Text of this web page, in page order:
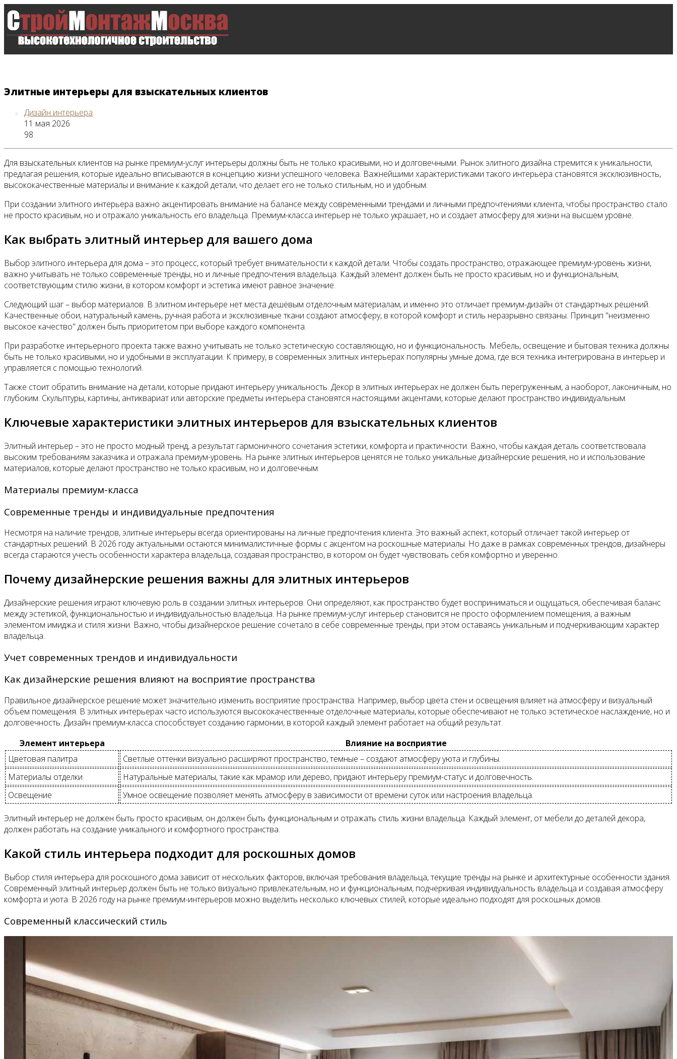
Главная
Все новости
Видео
Элитные интерьеры для взыскательных клиентов
Дизайн интерьера
11 мая 2026
98
Для взыскательных клиентов на рынке премиум-услуг интерьеры должны быть не только красивыми, но и долговечными. Рынок элитного дизайна стремится к уникальности,
предлагая решения, которые идеально вписываются в концепцию жизни успешного человека. Важнейшими характеристиками такого интерьера становятся эксклюзивность,
высококачественные материалы и внимание к каждой детали, что делает его не только стильным, но и удобным.
При создании элитного интерьера важно акцентировать внимание на балансе между современными трендами и личными предпочтениями клиента, чтобы пространство стало
не просто красивым, но и отражало уникальность его владельца. Премиум-класса интерьер не только украшает, но и создает атмосферу для жизни на высшем уровне.
Как выбрать элитный интерьер для вашего дома
Выбор элитного интерьера для дома – это процесс, который требует внимательности к каждой детали. Чтобы создать пространство, отражающее премиум-уровень жизни,
важно учитывать не только современные тренды, но и личные предпочтения владельца. Каждый элемент должен быть не просто красивым, но и функциональным,
соответствующим стилю жизни, в котором комфорт и эстетика имеют равное значение.
Следующий шаг – выбор материалов. В элитном интерьере нет места дешёвым отделочным материалам, и именно это отличает премиум-дизайн от стандартных решений.
Качественные обои, натуральный камень, ручная работа и эксклюзивные ткани создают атмосферу, в которой комфорт и стиль неразрывно связаны. Принцип "неизменно
высокое качество" должен быть приоритетом при выборе каждого компонента.
При разработке интерьерного проекта также важно учитывать не только эстетическую составляющую, но и функциональность. Мебель, освещение и бытовая техника должны
быть не только красивыми, но и удобными в эксплуатации. К примеру, в современных элитных интерьерах популярны умные дома, где вся техника интегрирована в интерьер и
управляется с помощью технологий.
Также стоит обратить внимание на детали, которые придают интерьеру уникальность. Декор в элитных интерьерах не должен быть перегруженным, а наоборот, лаконичным, но
глубоким. Скульптуры, картины, антиквариат или авторские предметы интерьера становятся настоящими акцентами, которые делают пространство индивидуальным.
Ключевые характеристики элитных интерьеров для взыскательных клиентов
Элитный интерьер – это не просто модный тренд, а результат гармоничного сочетания эстетики, комфорта и практичности. Важно, чтобы каждая деталь соответствовала
высоким требованиям заказчика и отражала премиум-уровень. На рынке элитных интерьеров ценятся не только уникальные дизайнерские решения, но и использование
материалов, которые делают пространство не только красивым, но и долговечным.
Материалы премиум-класса
Современные тренды и индивидуальные предпочтения
Несмотря на наличие трендов, элитные интерьеры всегда ориентированы на личные предпочтения клиента. Это важный аспект, который отличает такой интерьер от
стандартных решений. В 2026 году актуальными остаются минималистичные формы с акцентом на роскошные материалы. Но даже в рамках современных трендов, дизайнеры
всегда стараются учесть особенности характера владельца, создавая пространство, в котором он будет чувствовать себя комфортно и уверенно.
Почему дизайнерские решения важны для элитных интерьеров
Дизайнерские решения играют ключевую роль в создании элитных интерьеров. Они определяют, как пространство будет восприниматься и ощущаться, обеспечивая баланс
между эстетикой, функциональностью и индивидуальностью владельца. На рынке премиум-услуг интерьер становится не просто оформлением помещения, а важным
элементом имиджа и стиля жизни. Важно, чтобы дизайнерское решение сочетало в себе современные тренды, при этом оставаясь уникальным и подчеркивающим характер
владельца.
Учет современных трендов и индивидуальности
Как дизайнерские решения влияют на восприятие пространства
Правильное дизайнерское решение может значительно изменить восприятие пространства. Например, выбор цвета стен и освещения влияет на атмосферу и визуальный
объем помещения. В элитных интерьерах часто используются высококачественные отделочные материалы, которые обеспечивают не только эстетическое наслаждение, но и
долговечность. Дизайн премиум-класса способствует созданию гармонии, в которой каждый элемент работает на общий результат.
Элемент интерьера
Влияние на восприятие
Цветовая палитра
Светлые оттенки визуально расширяют пространство, темные – создают атмосферу уюта и глубины.
Материалы отделки
Натуральные материалы, такие как мрамор или дерево, придают интерьеру премиум-статус и долговечность.
Освещение
Умное освещение позволяет менять атмосферу в зависимости от времени суток или настроения владельца.
Элитный интерьер не должен быть просто красивым, он должен быть функциональным и отражать стиль жизни владельца. Каждый элемент, от мебели до деталей декора,
должен работать на создание уникального и комфортного пространства.
Какой стиль интерьера подходит для роскошных домов
Выбор стиля интерьера для роскошного дома зависит от нескольких факторов, включая требования владельца, текущие тренды на рынке и архитектурные особенности здания.
Современный элитный интерьер должен быть не только визуально привлекательным, но и функциональным, подчеркивая индивидуальность владельца и создавая атмосферу
комфорта и уюта. В 2026 году на рынке премиум-интерьеров можно выделить несколько ключевых стилей, которые идеально подходят для роскошных домов.
Современный классический стиль